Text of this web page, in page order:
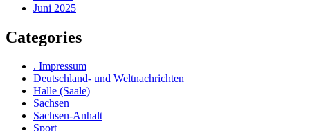
Juni 2025
Categories
. Impressum
Deutschland- und Weltnachrichten
Halle (Saale)
Sachsen
Sachsen-Anhalt
Sport